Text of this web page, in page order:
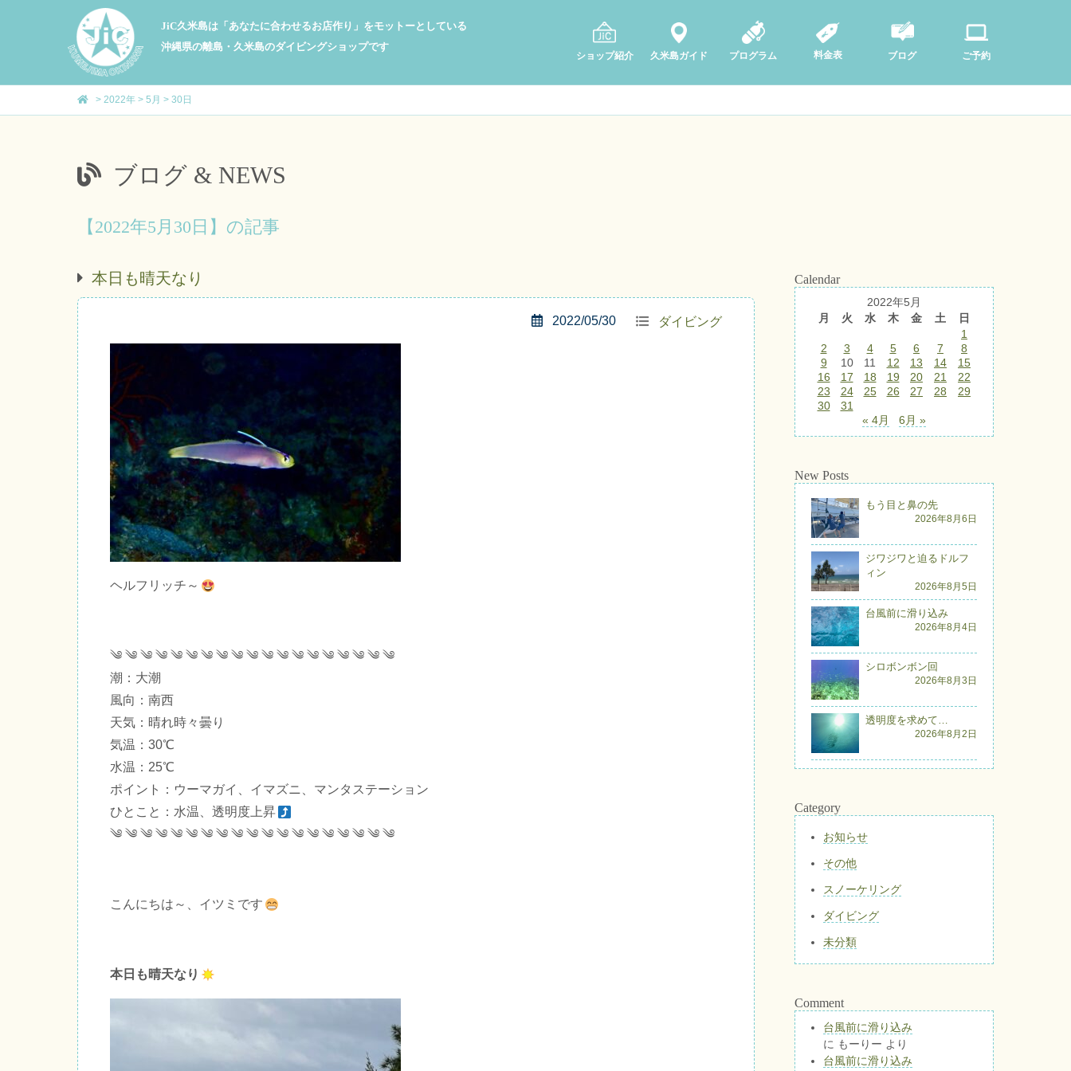
JiC久米島は「あなたに合わせるお店作り」をモットーとしている
沖縄県の離島・久米島のダイビングショップです
ショップ紹介 久米島ガイド プログラム 料金表 ブログ ご予約
> 2022年 > 5月 > 30日
ブログ & NEWS
【2022年5月30日】の記事
本日も晴天なり
ダイビング
2022/05/30
ヘルフリッチ～
༄ ༄ ༄ ༄ ༄ ༄ ༄ ༄ ༄ ༄ ༄ ༄ ༄ ༄ ༄ ༄ ༄ ༄ ༄
潮：大潮
風向：南西
天気：晴れ時々曇り
気温：30℃
水温：25℃
ポイント：ウーマガイ、イマズニ、マンタステーション
ひとこと：水温、透明度上昇
༄ ༄ ༄ ༄ ༄ ༄ ༄ ༄ ༄ ༄ ༄ ༄ ༄ ༄ ༄ ༄ ༄ ༄ ༄
こんにちは～、イツミです
本日も晴天なり
Calendar
2022年5月
月
火 水 木 金 土
日
1
2
3 4 5 6 7
8
9
10 11 12 13 14
15
16
17 18 19 20 21
22
23
24 25 26 27 28
29
30
31
« 4月
6月 »
New Posts
もう目と鼻の先
2026年8月6日
ジワジワと迫るドルフ
ィン
2026年8月5日
台風前に滑り込み
2026年8月4日
シロボンボン回
2026年8月3日
透明度を求めて…
2026年8月2日
Category
お知らせ
その他
スノーケリング
ダイビング
未分類
Comment
台風前に滑り込み
に もーりー より
台風前に滑り込み